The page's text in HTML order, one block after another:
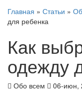
Главная » Статьи »
для ребенка
Как
одежду
Обо всем 06-июн,